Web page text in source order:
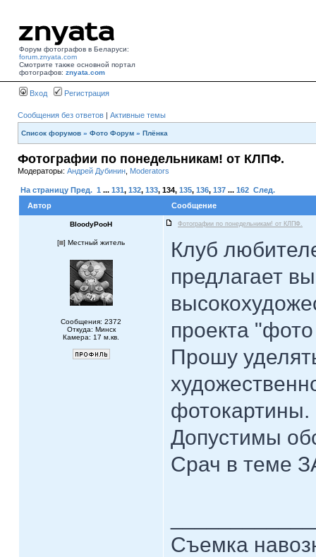
Форум фотографов в Беларуси:
forum.znyata.com
Смотрите также основной портал
фотографов: znyata.com
Вход Регистрация
Сообщения без ответов | Активные темы
Список форумов » Фото Форум » Плёнка
Фотографии по понедельникам! от КЛПФ.
Модераторы: Андрей Дубинин Moderators
На страницу Пред. 1 ... 131, 132, 133, 134, 135, 136, 137 ... 162 След.
Автор
Сообщение
BloodyPooH Фотографии по понедельникам! от КЛПФ.
[ ] Местный житель
Сообщения: 2372
Откуда: Минск
Камера: 17 м.кв.
Клуб
предлагает
проекта
Прошу
фотокартины.
Допустимы
Срач в теме
Съемка